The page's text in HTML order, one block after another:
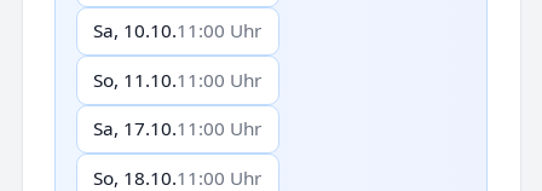
Sa, 10.10.11:00 Uhr
So, 11.10.11:00 Uhr
Sa, 17.10.11:00 Uhr
So, 18.10.11:00 Uhr